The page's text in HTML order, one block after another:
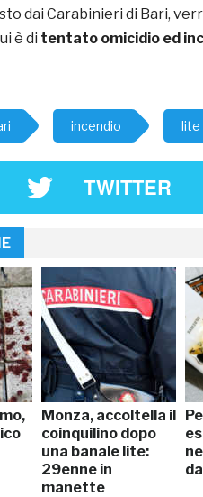
dai Carabinieri di Bari,
è di tentato omicidio ed
incendio lite
TWITTER
Monza, accoltella il
coinquilino dopo
una banale lite:
29enne in
manette